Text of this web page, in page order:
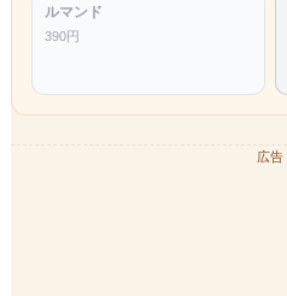
ルマンド
390円
広告